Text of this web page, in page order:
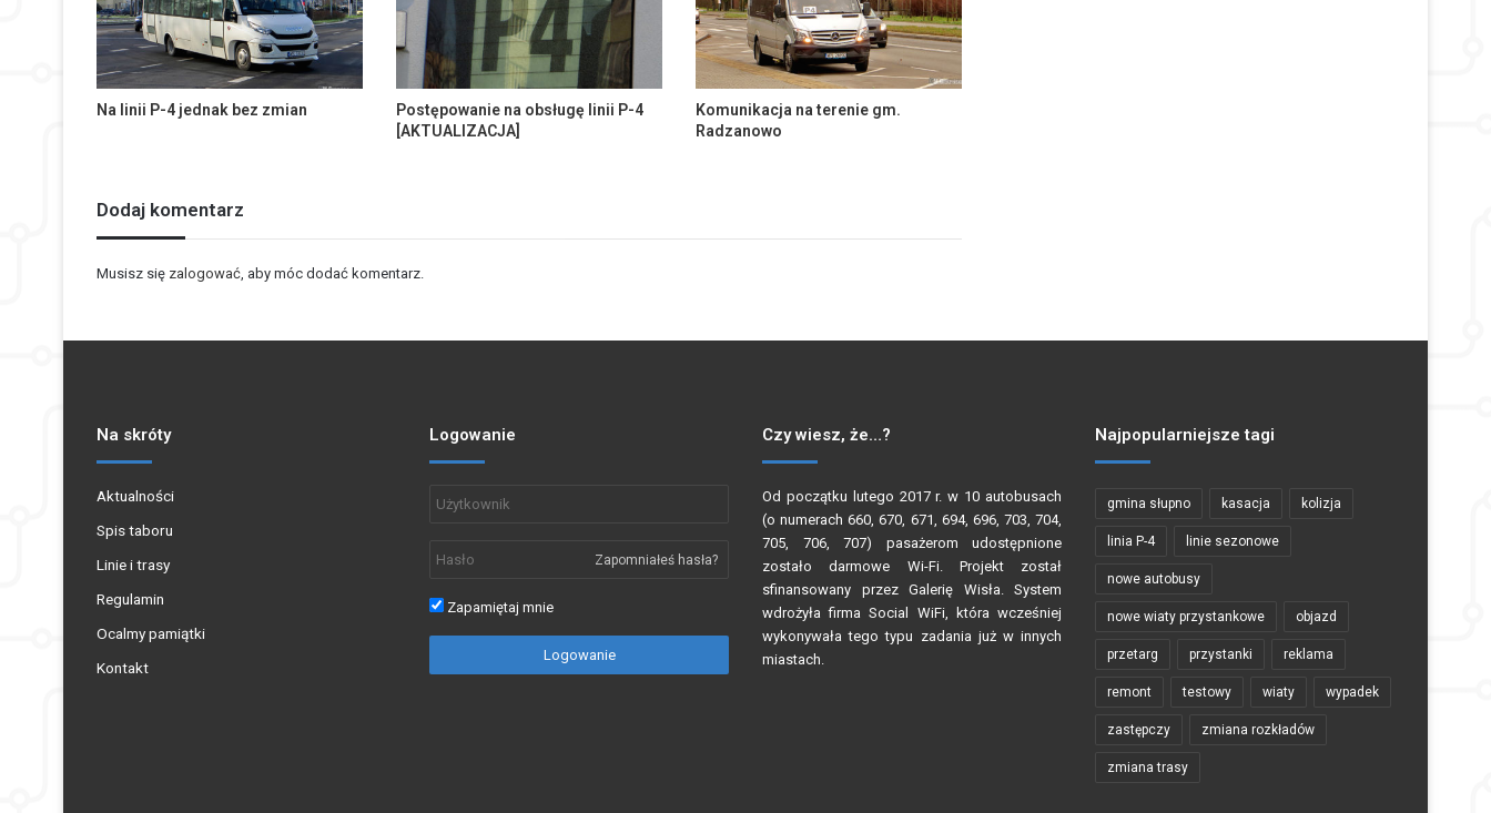
Na linii P-4 jednak bez zmian
Postępowanie na obsługę linii P-4
[AKTUALIZACJA]
Komunikacja na terenie gm.
Radzanowo
Dodaj komentarz
Musisz się zalogować , aby móc dodać komentarz.
Na skróty
Aktualności
Spis taboru
Linie i trasy
Regulamin
Ocalmy pamiątki
Kontakt
Logowanie
Zapomniałeś hasła?
Zapamiętaj mnie
Logowanie
Czy wiesz, że…?
Od początku lutego 2017 r. w 10 autobusach
(o numerach 660, 670, 671, 694, 696, 703, 704,
705, 706, 707) pasażerom udostępnione
zostało darmowe Wi-Fi. Projekt został
sfinansowany przez Galerię Wisła. System
wdrożyła firma Social WiFi, która wcześniej
wykonywała tego typu zadania już w innych
miastach.
Najpopularniejsze tagi
gmina słupno kasacja kolizja
linia P-4 linie sezonowe
nowe autobusy
nowe wiaty przystankowe objazd
przetarg przystanki reklama
remont testowy wiaty wypadek
zastępczy zmiana rozkładów
zmiana trasy